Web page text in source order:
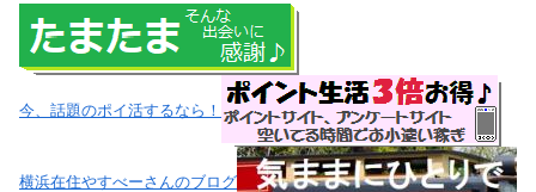
今、話題のポイ活するなら！
横浜在住やすべーさんのブログ